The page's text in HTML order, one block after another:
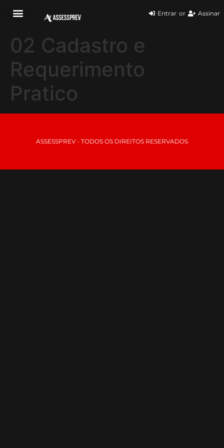
Entrar or Assinar
02 Cadastro e
Requerimento
Pratico
ASSESSPREV - TODOS OS DIREITOS RESERVADOS